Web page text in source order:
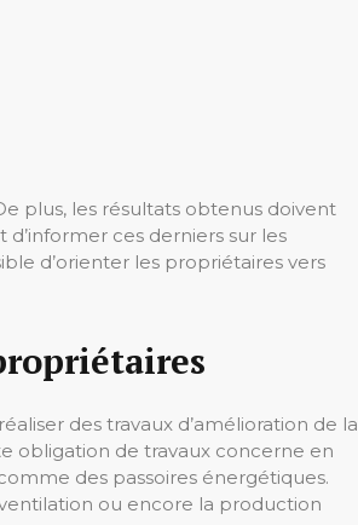
plus, les résultats obtenus doivent
ces derniers sur les
d’orienter les propriétaires vers
des travaux d’amélioration de la
obligation de travaux concerne en
des passoires énergétiques.
ou encore la production